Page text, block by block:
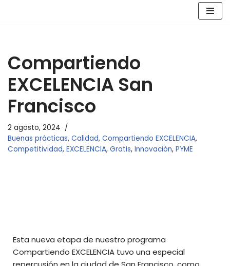
Compartiendo
EXCELENCIA San
Francisco
2 agosto, 2024
Buenas prácticas, Calidad, Compartiendo EXCELENCIA,
Competitividad, EXCELENCIA, Gratis, Innovación, PYME
Esta nueva etapa de nuestro programa
Compartiendo EXCELENCIA tuvo una especial